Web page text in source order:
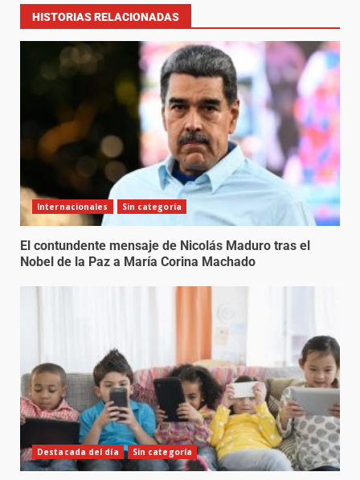
HISTORIAS RELACIONADAS
Internacionales Sin categoría
El contundente mensaje de Nicolás Maduro tras el
Nobel de la Paz a María Corina Machado
Destacada del día Sin categoría